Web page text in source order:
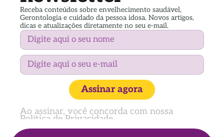
Receba conteúdos sobre envelhecimento saudável,
Gerontologia e cuidado da pessoa idosa. Novos artigos,
dicas e atualizações diretamente no seu e-mail.
Assinar agora
Ao assinar, você concorda com nossa
Política de Privacidade